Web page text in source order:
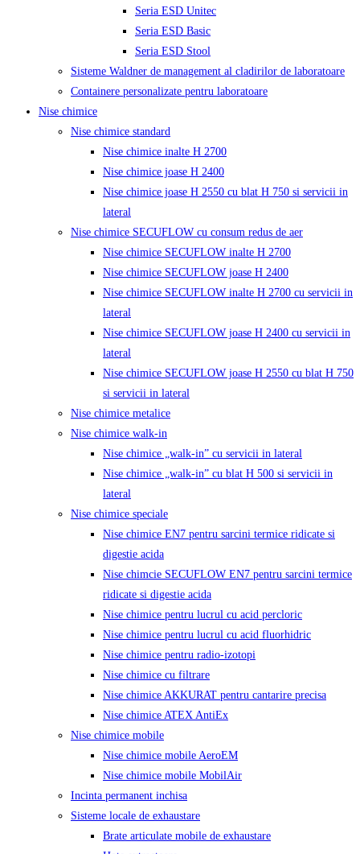
Seria ESD Unitec
Seria ESD Basic
Seria ESD Stool
Sisteme Waldner de management al cladirilor de laboratoare
Containere personalizate pentru laboratoare
Nise chimice
Nise chimice standard
Nise chimice inalte H 2700
Nise chimice joase H 2400
Nise chimice joase H 2550 cu blat H 750 si servicii in
lateral
Nise chimice SECUFLOW cu consum redus de aer
Nise chimice SECUFLOW inalte H 2700
Nise chimice SECUFLOW joase H 2400
Nise chimice SECUFLOW inalte H 2700 cu servicii in
lateral
Nise chimice SECUFLOW joase H 2400 cu servicii in
lateral
Nise chimice SECUFLOW joase H 2550 cu blat H 750
si servicii in lateral
Nise chimice metalice
Nise chimice walk-in
Nise chimice „walk-in” cu servicii in lateral
Nise chimice „walk-in” cu blat H 500 si servicii in
lateral
Nise chimice speciale
Nise chimice EN7 pentru sarcini termice ridicate si
digestie acida
Nise chimcie SECUFLOW EN7 pentru sarcini termice
ridicate si digestie acida
Nise chimice pentru lucrul cu acid percloric
Nise chimice pentru lucrul cu acid fluorhidric
Nise chimice pentru radio-izotopi
Nise chimice cu filtrare
Nise chimice AKKURAT pentru cantarire precisa
Nise chimice ATEX AntiEx
Nise chimice mobile
Nise chimice mobile AeroEM
Nise chimice mobile MobilAir
Incinta permanent inchisa
Sisteme locale de exhaustare
Brate articulate mobile de exhaustare